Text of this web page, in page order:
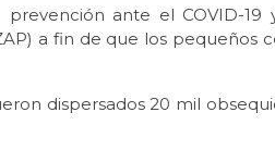
ante el COVID-19
a fin de que los pequeños
dispersados 20 mil